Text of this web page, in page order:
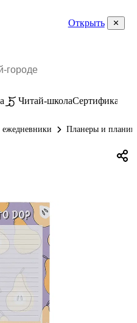
Открыть
Читай-школаСертификаты
ежедневники Планеры и